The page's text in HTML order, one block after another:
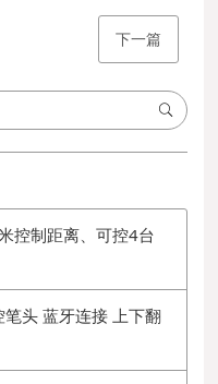
下一篇
控制距离、可控4台
头 蓝牙连接 上下翻